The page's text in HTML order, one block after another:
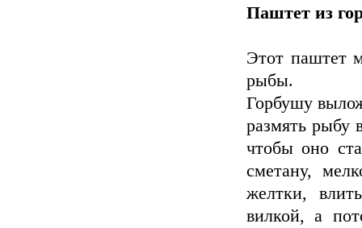
Паштет из
Этот паштет
рыбы.
Горбушу
размять рыбу
чтобы оно
сметану,
желтки,
вилкой, а